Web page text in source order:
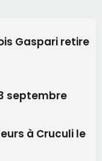
à Cruculi le
organise une
stade de San